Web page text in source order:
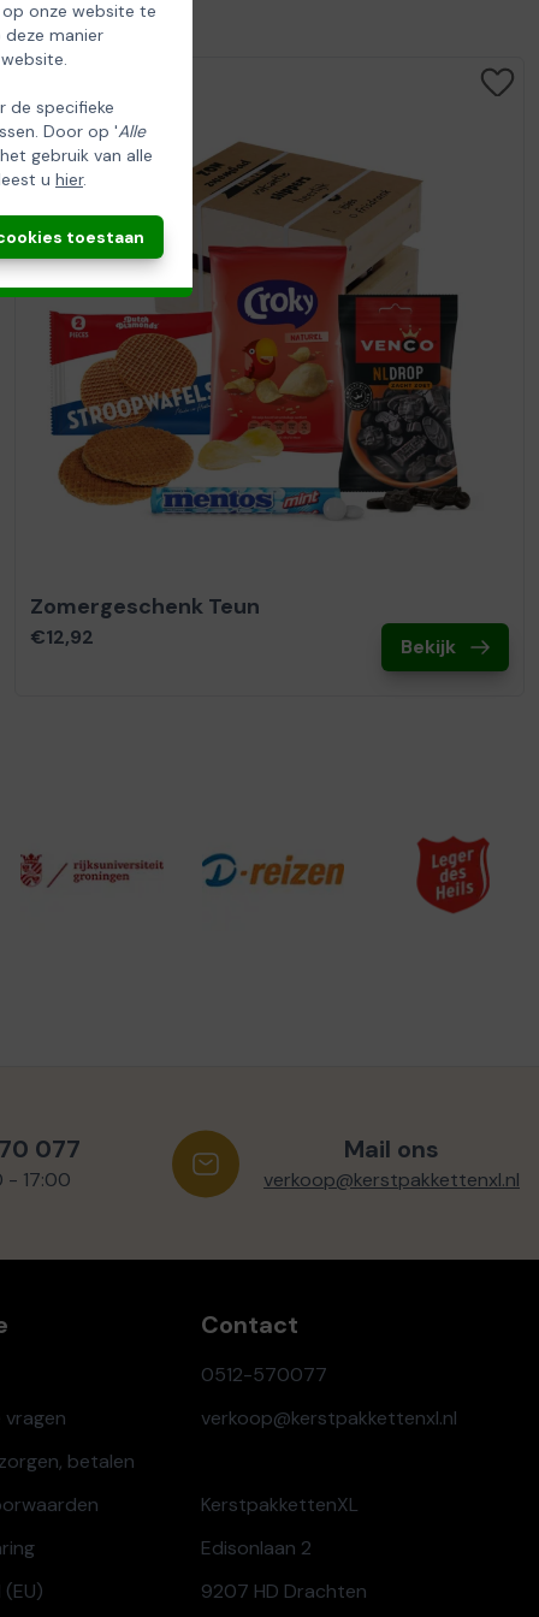
onze website te
manier
de specifieke
Door op 'Alle
gebruik van alle
u hier.
toestaan
Zomergeschenk Teun
€12,92 Bekijk
077
- 17:00
Mail ons
verkoop@kerstpakkettenxl.nl
vragen
betalen
Contact
0512-570077
verkoop@kerstpakkettenxl.nl
KerstpakkettenXL
Edisonlaan 2
9207 HD Drachten